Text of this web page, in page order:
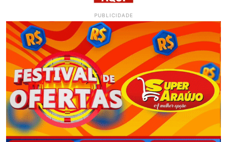
PUBLICIDADE